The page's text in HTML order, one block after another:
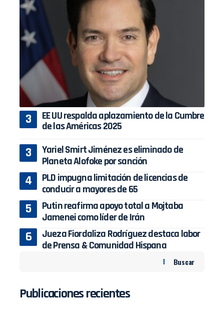
EE UU respalda aplazamiento de la Cumbre
de las Américas 2025
Yariel Smirt Jiménez es eliminado de
Planeta Alofoke por sanción
PLD impugna limitación de licencias de
conducir a mayores de 65
Putin reafirma apoyo total a Mojtaba
Jamenei como líder de Irán
Jueza Fiordaliza Rodríguez destaca labor
de Prensa & Comunidad Hispana
Buscar
Publicaciones recientes